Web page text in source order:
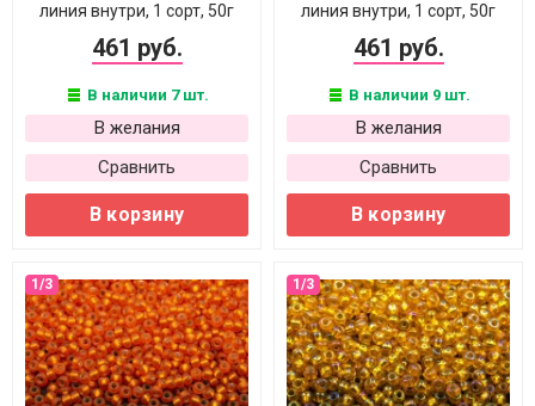
линия внутри, 1 сорт, 50г
461 руб.
В наличии 7 шт.
В желания
Сравнить
В корзину
линия внутри, 1 сорт, 50г
461 руб.
В наличии 9 шт.
В желания
Сравнить
В корзину